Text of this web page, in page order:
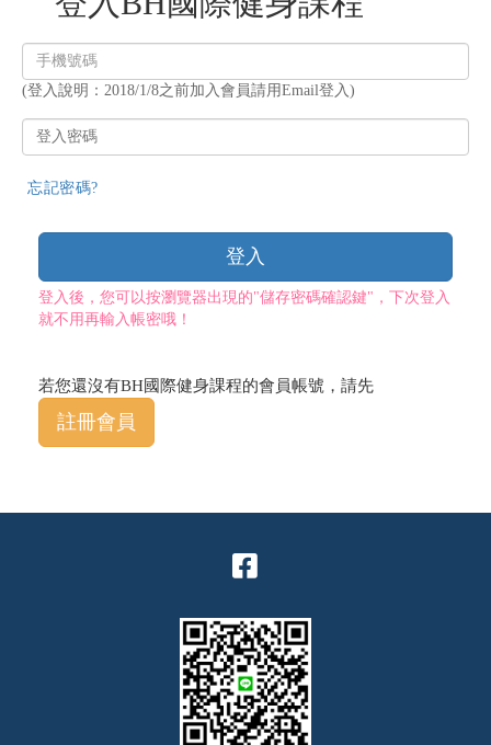
入
帳
號
(登入說明：2018/1/8之前加入會員請用Email登入)
入
碼
忘記密碼?
登入
登入後，您可以按瀏覽器出現的"儲存密碼確認鍵"，下次登入
就不用再輸入帳密哦！
若您還沒有BH國際健身課程的會員帳號，請先
註冊會員